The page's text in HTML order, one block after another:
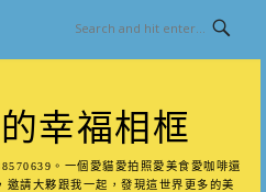
幸福相框
。一個愛貓愛拍照愛美食愛咖啡還
邀請大夥跟我一起，發現這世界更多的美